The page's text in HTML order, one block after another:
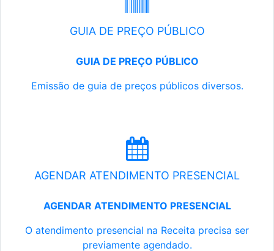
GUIA DE PREÇO PÚBLICO
GUIA DE PREÇO PÚBLICO
Emissão de guia de preços públicos diversos.
AGENDAR ATENDIMENTO PRESENCIAL
AGENDAR ATENDIMENTO PRESENCIAL
O atendimento presencial na Receita precisa ser
previamente agendado.